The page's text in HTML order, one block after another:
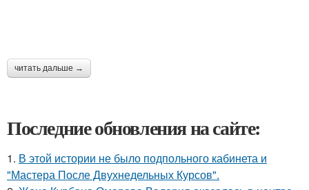
читать дальше →
Последние обновления на сайте:
1. В этой истории не было подпольного кабинета и
"Мастера После Двухнедельных Курсов".